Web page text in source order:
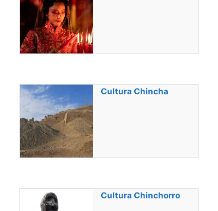
Cultura Chincha
Cultura Chinchorro